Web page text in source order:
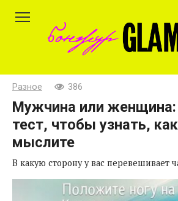
Разное 386
Мужчина или женщина:
тест, чтобы узнать,
мыслите
В какую сторону у вас перевешивает